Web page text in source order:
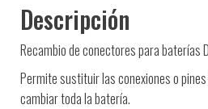
Descripción
Recambio de conectores para baterías
Permite sustituir las conexiones o
cambiar toda la batería.